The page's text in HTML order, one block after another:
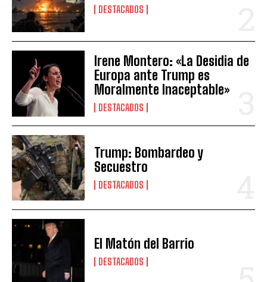
DESTACADOS
Irene Montero: «La Desidia de
Europa ante Trump es
Moralmente Inaceptable»
DESTACADOS
Trump: Bombardeo y
Secuestro
DESTACADOS
El Matón del Barrio
DESTACADOS